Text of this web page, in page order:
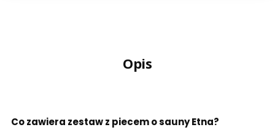
Opis
Co zawiera zestaw z piecem o sauny Etna?